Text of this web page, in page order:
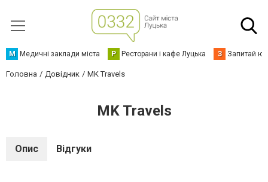
М Медичні заклади міста Р Ресторани і кафе Луцька З Запитай
Головна Довідник MK Travels
MK Travels
Опис Відгуки